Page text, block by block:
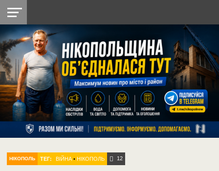
НІКОПОЛЬ
РАЙОН
СІЧЕСЛАВСЬКА
УКРАЇНА
РЕТРО
НІКОПОЛЬ
ЛАЙТ
УКРАЇНА
ДОПОМОГА
РАДІО
НІКОПОЛЬ ТЕГ: ВІЙНА •НІКОПОЛЬ 12